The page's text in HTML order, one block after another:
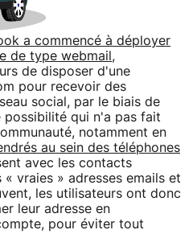
a commencé à déployer
de type webmail ,
de disposer d'une
pour recevoir des
social, par le biais de
possibilité qui n'a pas fait
notamment en
au sein des téléphones
avec les contacts
vraies » adresses emails et
les utilisateurs ont donc
leur adresse en
pour éviter tout